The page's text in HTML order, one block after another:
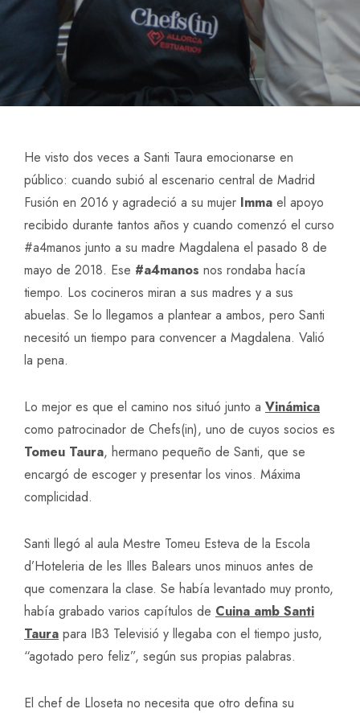
He visto dos veces a Santi Taura emocionarse en
público: cuando subió al escenario central de Madrid
Fusión en 2016 y agradeció a su mujer Imma el apoyo
recibido durante tantos años y cuando comenzó el curso
#a4manos junto a su madre Magdalena el pasado 8 de
mayo de 2018. Ese #a4manos nos rondaba hacía
tiempo. Los cocineros miran a sus madres y a sus
abuelas. Se lo llegamos a plantear a ambos, pero Santi
necesitó un tiempo para convencer a Magdalena. Valió
la pena.
Lo mejor es que el camino nos situó junto a Vinámica
como patrocinador de Chefs(in), uno de cuyos socios es
Tomeu Taura, hermano pequeño de Santi, que se
encargó de escoger y presentar los vinos. Máxima
complicidad.
Santi llegó al aula Mestre Tomeu Esteva de la Escola
d’Hoteleria de les Illes Balears unos minuos antes de
que comenzara la clase. Se había levantado muy pronto,
había grabado varios capítulos de Cuina amb Santi
Taura para IB3 Televisió y llegaba con el tiempo justo,
“agotado pero feliz”, según sus propias palabras.
El chef de Lloseta no necesita que otro defina su